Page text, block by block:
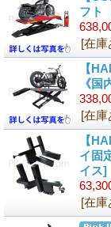
フト
[在庫
【
《国
[在庫
【
イ固
イス]
[在庫